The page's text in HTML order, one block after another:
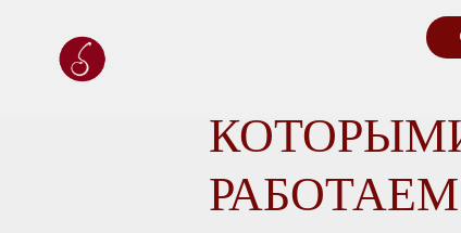
РАБОТАЕМ